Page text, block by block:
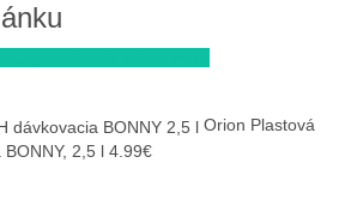
Orion Plastová
2,5 l 4.99€